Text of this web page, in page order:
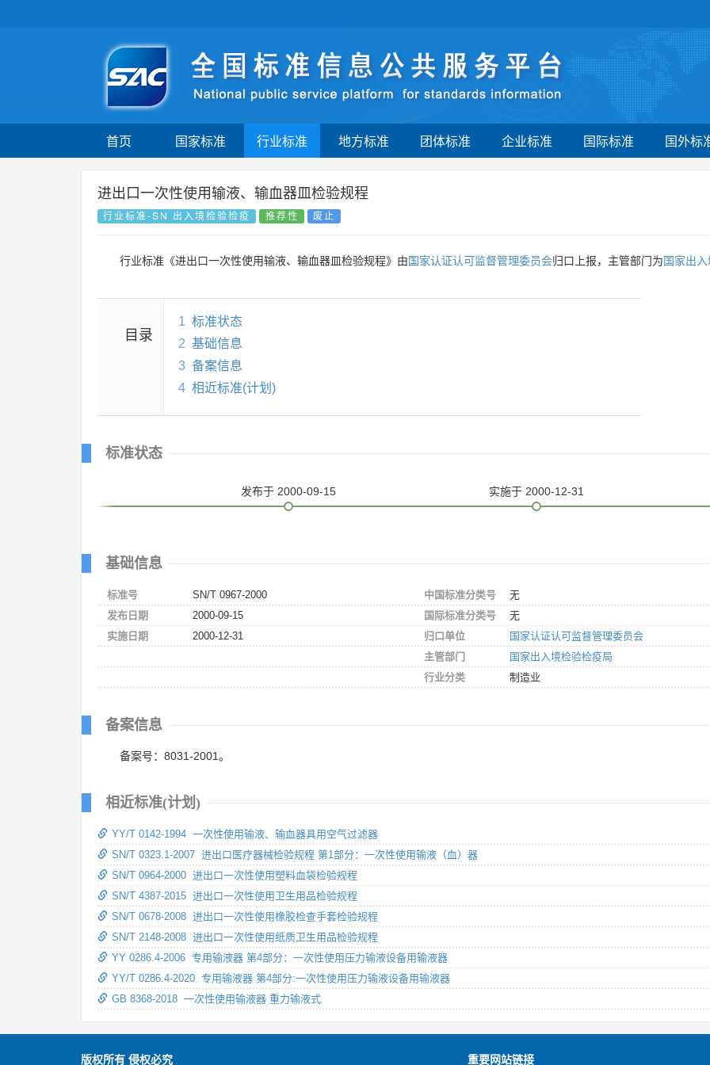
首页 国家标准 行业标准 地方标准 团体标准 企业标准 国际标准 国外标
进出口一次性使用输液、输血器皿检验规程
行业标准-SN 出入境检验检疫 推荐性 废止
行业标准《进出口一次性使用输液、输血器皿检验规程》由国家认证认可监督管理委员会归口上报，主管部门为国家出
目录
1 标准状态
2 基础信息
3 备案信息
4 相近标准(计划)
标准状态
发布于 2000-09-15 实施于 2000-12-31
基础信息
标准号
SN/T 0967-2000
发布日期
2000-09-15
实施日期
2000-12-31
中国标准分类号
无
国际标准分类号
无
归口单位
国家认证认可监督管理委员会
主管部门
国家出入境检验检疫局
行业分类
制造业
备案信息
备案号：8031-2001。
相近标准(计划)
YY/T 0142-1994 一次性使用输液、输血器具用空气过滤器
SN/T 0323.1-2007 进出口医疗器械检验规程 第1部分：一次性使用输液（血）器
SN/T 0964-2000 进出口一次性使用塑料血袋检验规程
SN/T 4387-2015 进出口一次性使用卫生用品检验规程
SN/T 0678-2008 进出口一次性使用橡胶检查手套检验规程
SN/T 2148-2008 进出口一次性使用纸质卫生用品检验规程
YY 0286.4-2006 专用输液器 第4部分：一次性使用压力输液设备用输液器
YY/T 0286.4-2020 专用输液器 第4部分:一次性使用压力输液设备用输液器
GB 8368-2018 一次性使用输液器 重力输液式
版权所有 侵权必究 重要网站链接